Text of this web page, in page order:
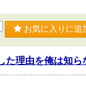
お気に入りに追
た理由を俺は知ら